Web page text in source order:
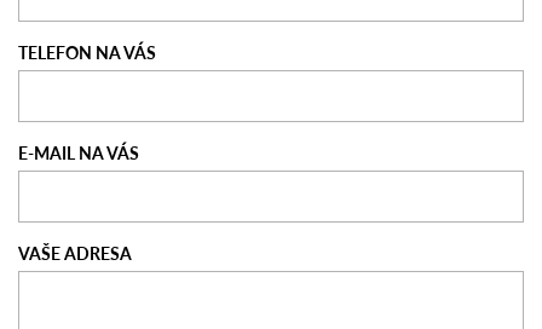
TELEFON NA VÁS
E-MAIL NA VÁS
VAŠE ADRESA